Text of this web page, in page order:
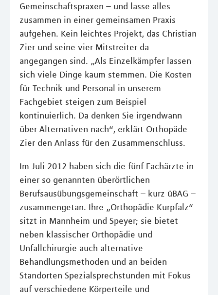
Gemeinschaftspraxen – und lasse alles
zusammen in einer gemeinsamen Praxis
aufgehen. Kein leichtes Projekt, das Christian
Zier und seine vier Mitstreiter da
angegangen sind. „Als Einzelkämpfer lassen
sich viele Dinge kaum stemmen. Die Kosten
für Technik und Personal in unserem
Fachgebiet steigen zum Beispiel
kontinuierlich. Da denken Sie irgendwann
über Alternativen nach“, erklärt Orthopäde
Zier den Anlass für den Zusammenschluss.
Im Juli 2012 haben sich die fünf Fachärzte in
einer so genannten überörtlichen
Berufsausübungsgemeinschaft – kurz üBAG –
zusammengetan. Ihre „Orthopädie Kurpfalz“
sitzt in Mannheim und Speyer; sie bietet
neben klassischer Orthopädie und
Unfallchirurgie auch alternative
Behandlungsmethoden und an beiden
Standorten Spezialsprechstunden mit Fokus
auf verschiedene Körperteile und